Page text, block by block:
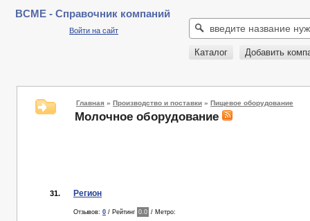
BCME - Справочник компаний
Войти на сайт
Каталог Добавить
Главная » Производство и поставки » Пищевое оборудование
Молочное оборудование
31. Регион
Отзывов: 0 / Рейтинг 0.0 / Метро: